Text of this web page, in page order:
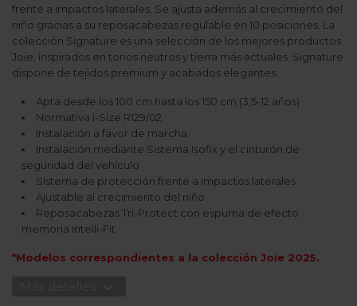
frente a impactos laterales. Se ajusta además al crecimiento del
niño gracias a su reposacabezas regulable en 10 posiciones. La
colección Signature es una selección de los mejores productos
Joie, inspirados en tonos neutros y tierra más actuales. Signature
dispone de tejidos premium y acabados elegantes.
Apta desde los 100 cm hasta los 150 cm (3,5-12 años)
Normativa i-Size R129/02
Instalación a favor de marcha
Instalación mediante Sistema Isofix y el cinturón de
seguridad del vehículo
Sistema de protección frente a impactos laterales
Ajustable al crecimiento del niño
Reposacabezas Tri-Protect con espuma de efecto
memoria Intelli-Fit
*Modelos correspondientes a la colección Joie 2025.